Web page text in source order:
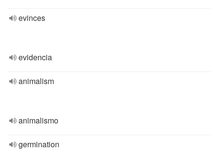
evinces
evidencia
animalism
animalismo
germination